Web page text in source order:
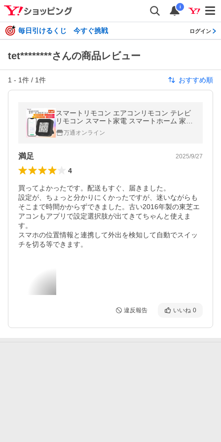
i
毎日引けるくじ 今すぐ挑戦 ログイン
tet********さんの商品レビュー
1 - 1件 / 1件 おすすめ順
スマートリモコン エアコンリモコン テレビ
リモコン スマート家電 スマートホーム 家電
リモコン TV 照明 家電 汎用 スマホ操作 遠隔
操作 TOKAIZ トカイズ
万通オンライン
満足 2025/9/27
4
買ってよかったです。配送もすぐ、届きました。
設定が、ちょっと分かりにくかったですが、迷いながらも
そこまで時間かからずできました。古い2016年製の東芝エ
アコンもアプリで設定選択肢が出てきてちゃんと使えま
す。
スマホの位置情報と連携して外出を検知して自動でスイッ
チを切る等できます。
違反報告 いいね 0